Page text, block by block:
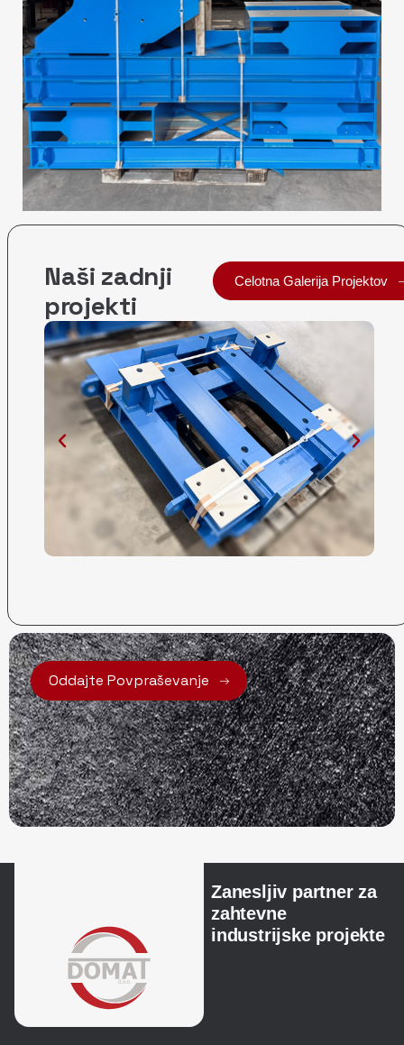
Naši zadnji
projekti
Celotna Galerija Projektov
Oddajte Povpraševanje
Zanesljiv partner za
zahtevne
industrijske projekte